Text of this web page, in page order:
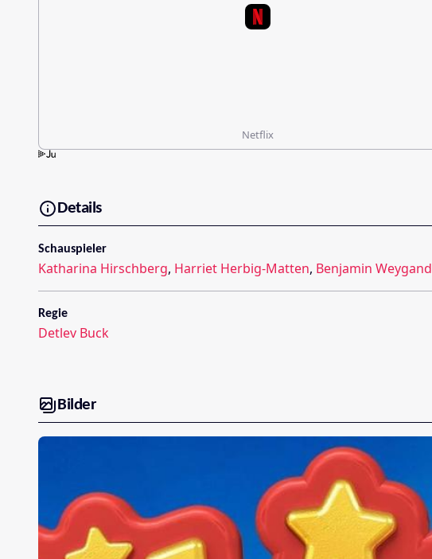
Netflix
Details
Schauspieler
Katharina Hirschberg, Harriet Herbig-Matten, Benjamin Weygand
Regie
Detlev Buck
Bilder